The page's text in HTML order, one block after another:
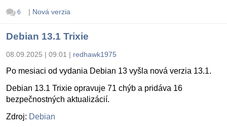
6 | Nová verzia
Debian 13.1 Trixie
08.09.2025 | 09:01 | redhawk1975
Po mesiaci od vydania Debian 13 vyšla nová verzia 13.1.
Debian 13.1 Trixie opravuje 71 chýb a pridáva 16
bezpečnostných aktualizácií.
Zdroj: Debian